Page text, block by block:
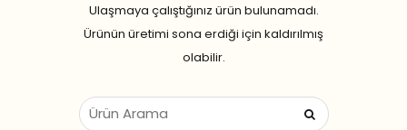
Ulaşmaya çalıştığınız ürün bulunamadı.
Ürünün üretimi sona erdiği için kaldırılmış
olabilir.